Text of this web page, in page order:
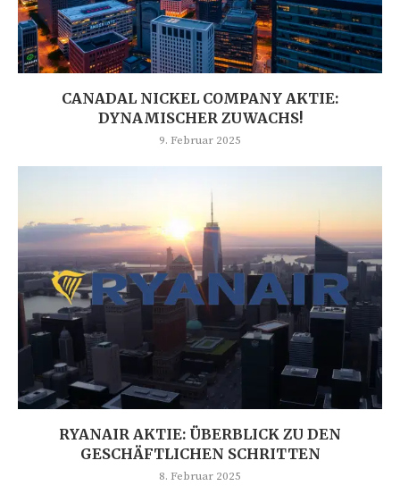
CANADAL NICKEL COMPANY AKTIE:
DYNAMISCHER ZUWACHS!
9. Februar 2025
RYANAIR AKTIE: ÜBERBLICK ZU DEN
GESCHÄFTLICHEN SCHRITTEN
8. Februar 2025